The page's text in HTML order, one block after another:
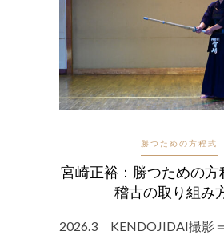
勝つための方程式
宮崎正裕：勝つための方
稽古の取り組み
2026.3 KENDOJIDAI撮影